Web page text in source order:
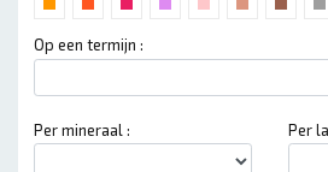
Op een termijn :
Per mineraal : Per